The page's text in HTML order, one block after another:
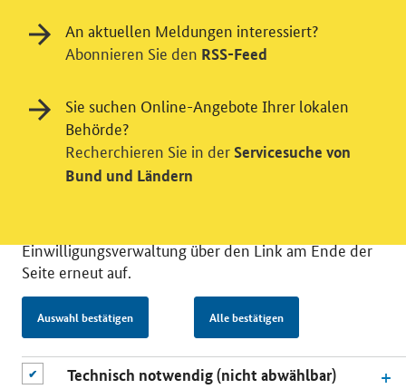
© 2026 Bundesministerium für Wirtschaft und Energie
RSS
Benutzerhinweise
Inhaltsverzeichnis
Impressum
Barrierefreiheit Datenschutz
Wir bitten Sie an dieser Stelle um Ihre Einwilligung für
verschiedene Zusatzdienste unserer Webseite: Wir
datenschutzfreundlicher Statistiken verstehen, um
unsere Öffentlichkeitsarbeit zu verbessern. Zusätzlich
können Sie in die Nutzung eines Videodienstes
einwilligen. Nähere Informationen zu allen Diensten
finden Sie, wenn Sie die Pluszeichen rechts aufklappen.
Einwilligungsverwaltung über den Link am Ende der
Seite erneut auf.
Auswahl bestätigen Alle bestätigen
Technisch notwendig (nicht abwählbar)
An aktuellen Meldungen interessiert?
Abonnieren Sie den RSS-Feed
Sie suchen Online-Angebote Ihrer lokalen
Behörde?
Recherchieren Sie in der Servicesuche von
Bund und Ländern